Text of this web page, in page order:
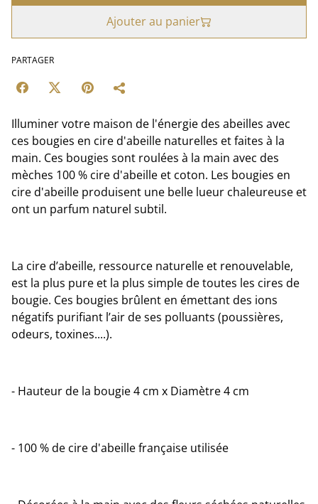
Ajouter au panier
PARTAGER
Illuminer votre maison de l'énergie des abeilles avec
ces bougies en cire d'abeille naturelles et faites à la
main. Ces bougies sont roulées à la main avec des
mèches 100 % cire d'abeille et coton. Les bougies en
cire d'abeille produisent une belle lueur chaleureuse et
ont un parfum naturel subtil.
La cire d’abeille, ressource naturelle et renouvelable,
est la plus pure et la plus simple de toutes les cires de
bougie. Ces bougies brûlent en émettant des ions
négatifs purifiant l’air de ses polluants (poussières,
odeurs, toxines....).
- Hauteur de la bougie 4 cm x Diamètre 4 cm
- 100 % de cire d'abeille française utilisée